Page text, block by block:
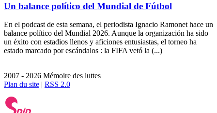
Un balance político del Mundial de Fútbol
En el podcast de esta semana, el periodista Ignacio Ramonet hace un
balance político del Mundial 2026. Aunque la organización ha sido
un éxito con estadios llenos y aficiones entusiastas, el torneo ha
estado marcado por escándalos : la FIFA vetó la (...)
2007 - 2026 Mémoire des luttes
Plan du site | RSS 2.0